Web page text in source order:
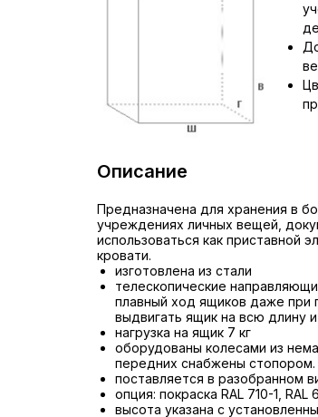
Описание
Предназначена для хранения в
учреждениях личных вещей,
использоваться как приставной
кровати.
изготовлена из стали
телескопические
плавный ход ящиков даже при
выдвигать ящик на всю длину
нагрузка на ящик 7 кг
оборудованы колесами из
передних снабжены стопором.
поставляется в разобранном
опция: покраска RAL 710-1,
высота указана с